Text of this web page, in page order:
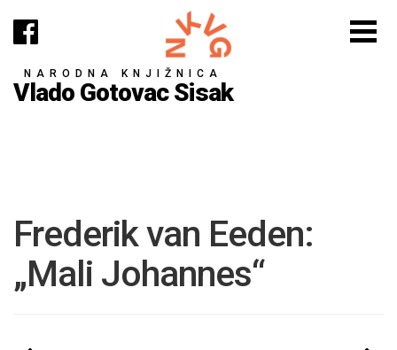
NARODNA KNJIŽNICA
Vlado Gotovac Sisak
Frederik van Eeden:
„Mali Johannes“